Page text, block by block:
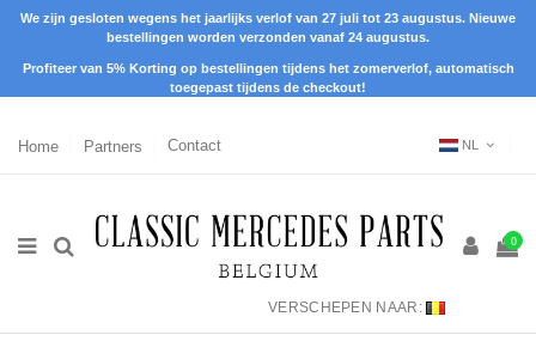
We zijn gesloten wegens het jaarlijks verlof van 27 juli tot 23 augustus. Nieuwe
bestellingen worden verzonden vanaf 24 augustus.
Profiteer van 5% Korting op bestellingen tijdens het zomerverlof, automatisch
toegepast tijdens de checkout!
Home Partners Contact NL
0
VERSCHEPEN NAAR: